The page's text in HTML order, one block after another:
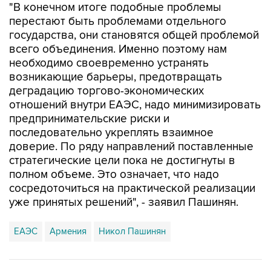
"В конечном итоге подобные проблемы
перестают быть проблемами отдельного
государства, они становятся общей проблемой
всего объединения. Именно поэтому нам
необходимо своевременно устранять
возникающие барьеры, предотвращать
деградацию торгово-экономических
отношений внутри ЕАЭС, надо минимизировать
предпринимательские риски и
последовательно укреплять взаимное
доверие. По ряду направлений поставленные
стратегические цели пока не достигнуты в
полном объеме. Это означает, что надо
сосредоточиться на практической реализации
уже принятых решений", - заявил Пашинян.
ЕАЭС Армения Никол Пашинян